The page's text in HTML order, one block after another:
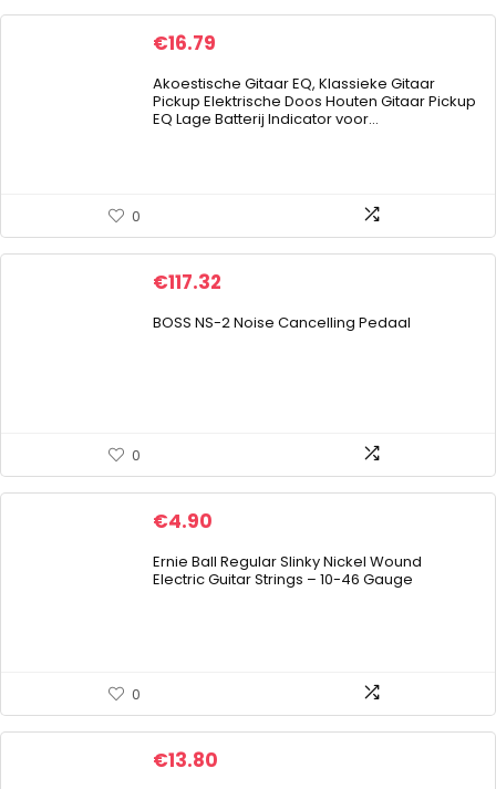
€16.79
Akoestische Gitaar EQ, Klassieke Gitaar
Pickup Elektrische Doos Houten Gitaar Pickup
EQ Lage Batterij Indicator voor…
0
€117.32
BOSS NS-2 Noise Cancelling Pedaal
0
€4.90
Ernie Ball Regular Slinky Nickel Wound
Electric Guitar Strings – 10-46 Gauge
0
€13.80